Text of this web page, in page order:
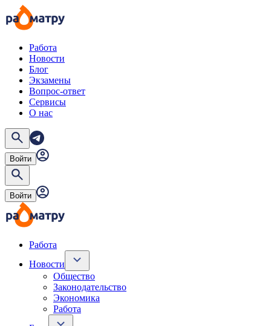
Работа
Новости
Блог
Экзамены
Вопрос-ответ
Сервисы
О нас
Войти
Войти
Работа
Новости
Общество
Законодательство
Экономика
Работа